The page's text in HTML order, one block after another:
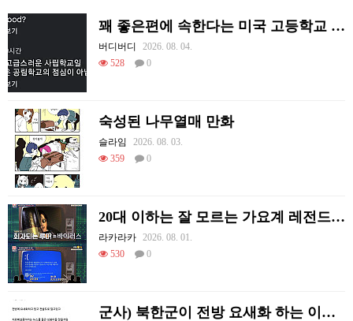
꽤 좋은편에 속한다는 미국 고등학교 급식.mp4
버디버디
2026. 08. 04.
528
0
숙성된 나무열매 만화
슬라임
2026. 08. 03.
359
0
20대 이하는 잘 모르는 가요계 레전드 썰
라카라카
2026. 08. 01.
530
0
군사) 북한군이 전방 요새화 하는 이유.jpg